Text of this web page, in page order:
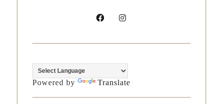
Powered by Translate